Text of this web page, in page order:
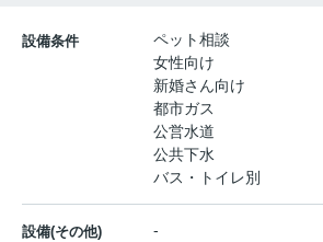
設備条件
ペット相談
女性向け
新婚さん向け
都市ガス
公営水道
公共下水
バス・トイレ別
設備(その他) -